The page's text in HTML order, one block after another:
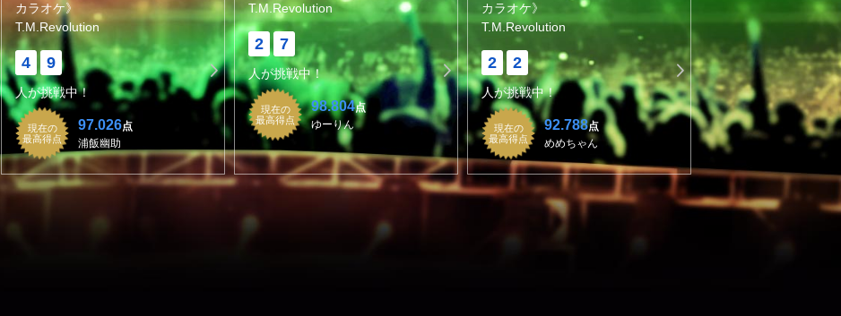
カラオケ》
T.M.Revolution
4 9
人が挑戦中！
現在の
最高得点
97.026点
浦飯幽助
T.M.Revolution
2 7
人が挑戦中！
現在の
最高得点
98.804点
ゆーりん
カラオケ》
T.M.Revolution
2 2
人が挑戦中！
現在の
最高得点
92.788点
めめちゃん